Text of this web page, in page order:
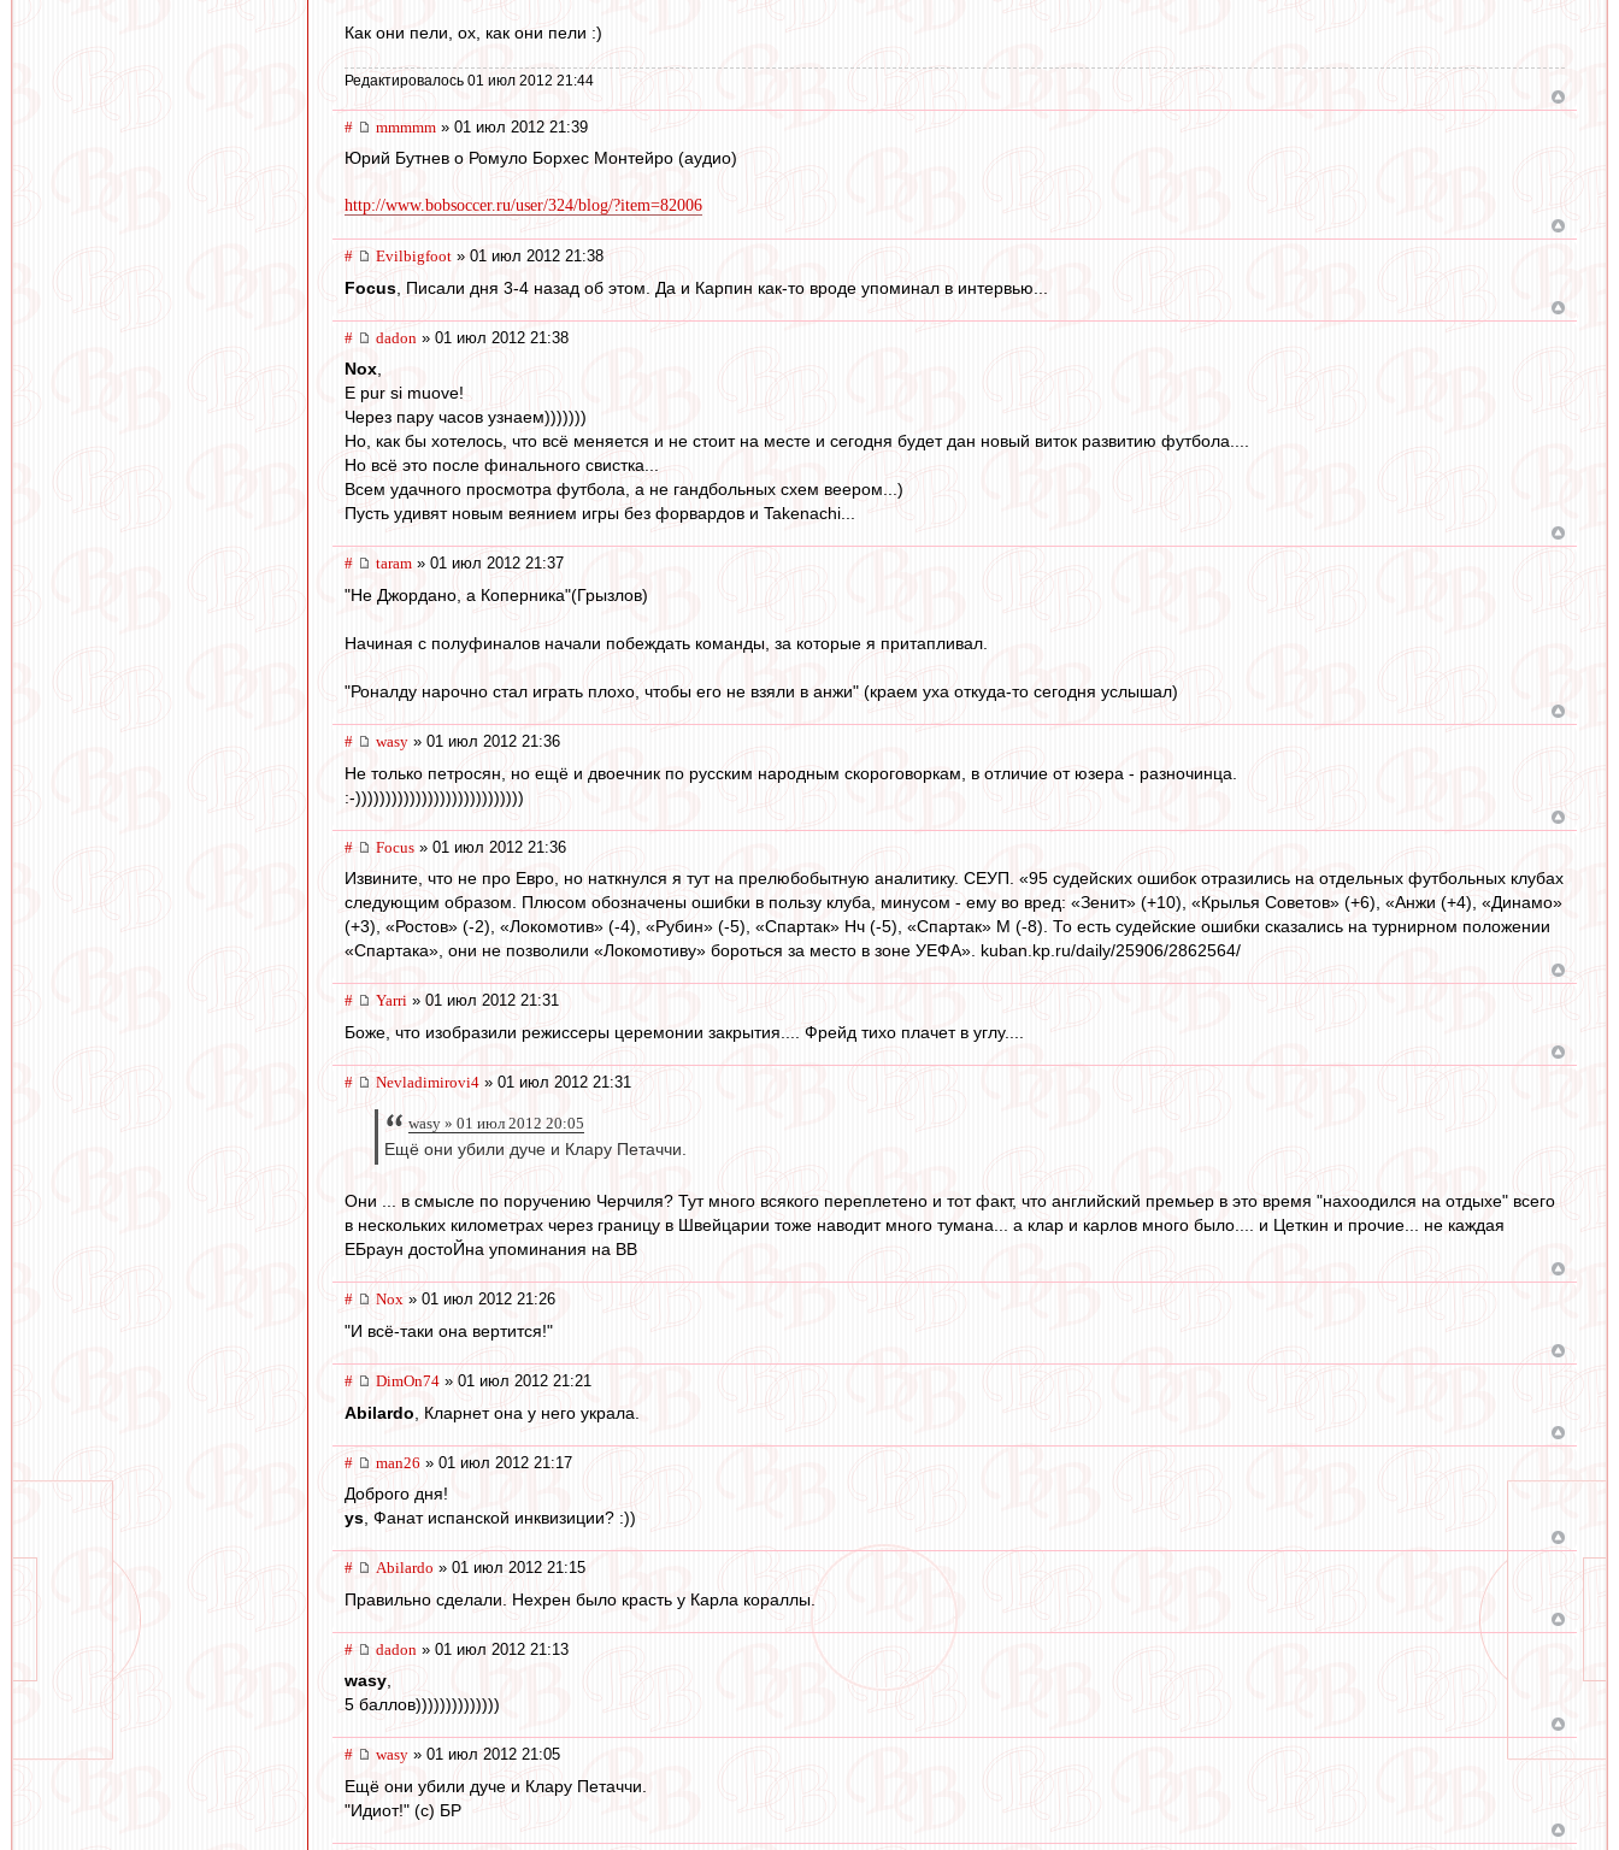
Как они пели, ох, как они пели :)
Редактировалось 01 июл 2012 21:44
# mmmmm » 01 июл 2012 21:39
Юрий Бутнев о Ромуло Борхес Монтейро (аудио)
http://www.bobsoccer.ru/user/324/blog/?item=82006
# Evilbigfoot » 01 июл 2012 21:38
Focus , Писали дня 3-4 назад об этом. Да и Карпин как-то вроде упоминал в интервью...
# dadon » 01 июл 2012 21:38
Nox,
E pur si muove!
Через пару часов узнаем)))))))
Но, как бы хотелось, что всё меняется и не стоит на месте и сегодня будет дан новый виток развитию футбола....
Но всё это после финального свистка...
Всем удачного просмотра футбола, а не гандбольных схем веером...)
Пусть удивят новым веянием игры без форвардов и Takenachi...
# taram » 01 июл 2012 21:37
"Не Джордано, а Коперника"(Грызлов)
Начиная с полуфиналов начали побеждать команды, за которые я притапливал.
"Роналду нарочно стал играть плохо, чтобы его не взяли в анжи" (краем уха откуда-то сегодня услышал)
# wasy » 01 июл 2012 21:36
Не только петросян, но ещё и двоечник по русским народным скороговоркам, в отличие от юзера - разночинца.
:-))))))))))))))))))))))))))))
# Focus » 01 июл 2012 21:36
Извините, что не про Евро, но наткнулся я тут на прелюбобытную аналитику. СЕУП. «95 судейских ошибок отразились на отдельных футбольных клубах
следующим образом. Плюсом обозначены ошибки в пользу клуба, минусом - ему во вред: «Зенит» (+10), «Крылья Советов» (+6), «Анжи (+4), «Динамо»
(+3), «Ростов» (-2), «Локомотив» (-4), «Рубин» (-5), «Спартак» Нч (-5), «Спартак» М (-8). То есть судейские ошибки сказались на турнирном положении
«Спартака», они не позволили «Локомотиву» бороться за место в зоне УЕФА». kuban.kp.ru/daily/25906/2862564/
# Yarri » 01 июл 2012 21:31
Боже, что изобразили режиссеры церемонии закрытия.... Фрейд тихо плачет в углу....
# Nevladimirovi4 » 01 июл 2012 21:31
wasy » 01 июл 2012 20:05
Ещё они убили дуче и Клару Петаччи.
Они ... в смысле по поручению Черчиля? Тут много всякого переплетено и тот факт, что английский премьер в это время "нахоодился на отдыхе" всего
в нескольких километрах через границу в Швейцарии тоже наводит много тумана... а клар и карлов много было.... и Цеткин и прочие... не каждая
ЕБраун достоЙна упоминания на ВВ
# Nox » 01 июл 2012 21:26
"И всё-таки она вертится!"
# DimOn74 » 01 июл 2012 21:21
Abilardo , Кларнет она у него украла.
# man26 » 01 июл 2012 21:17
Доброго дня!
ys, Фанат испанской инквизиции? :))
# Abilardo » 01 июл 2012 21:15
Правильно сделали. Нехрен было красть у Карла кораллы.
# dadon » 01 июл 2012 21:13
wasy,
5 баллов))))))))))))))
# wasy » 01 июл 2012 21:05
Ещё они убили дуче и Клару Петаччи.
"Идиот!" (с) БР